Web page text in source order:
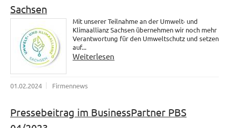
Sachsen
Mit unserer Teilnahme an der Umwelt- und
Klimaallianz Sachsen übernehmen wir noch mehr
Verantwortung für den Umweltschutz und setzen
auf...
Weiterlesen
01.02.2024 Firmennews
Pressebeitrag im BusinessPartner PBS